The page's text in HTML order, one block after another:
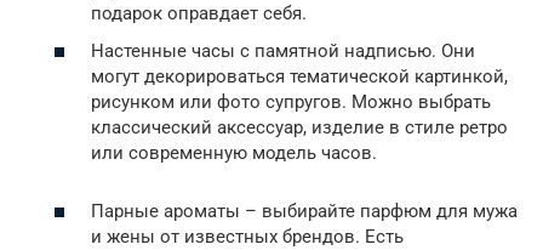
подарок оправдает себя.
Настенные часы с памятной надписью. Они
могут декорироваться тематической картинкой,
рисунком или фото супругов. Можно выбрать
классический аксессуар, изделие в стиле ретро
или современную модель часов.
Парные ароматы – выбирайте парфюм для мужа
и жены от известных брендов. Есть